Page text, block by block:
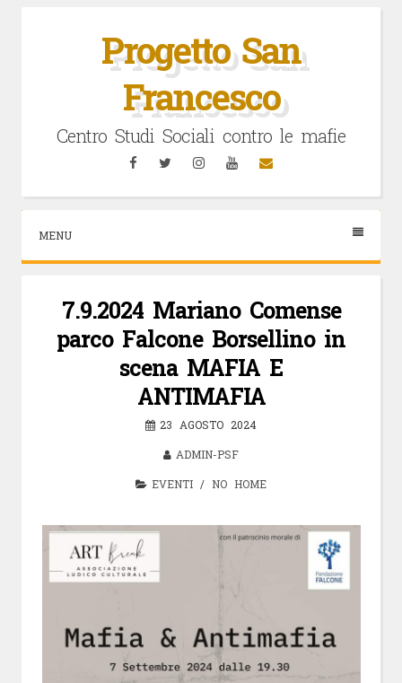
Progetto San
Francesco
Centro Studi Sociali contro le mafie
FacebookTwitterInstagramYouTubeEmail
MENU
7.9.2024 Mariano Comense
parco Falcone Borsellino in
scena MAFIA E
ANTIMAFIA
23 AGOSTO 2024
ADMIN-PSF
EVENTI / NO HOME